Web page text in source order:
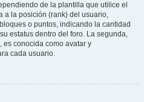
de la plantilla que utilice el
a la posición (rank) del usuario,
o puntos, indicando la cantidad
estatus dentro del foro. La segunda,
conocida como avatar y
cada usuario.